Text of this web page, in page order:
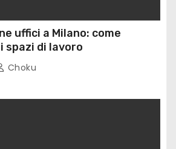
uffici a Milano: come
di lavoro
Choku